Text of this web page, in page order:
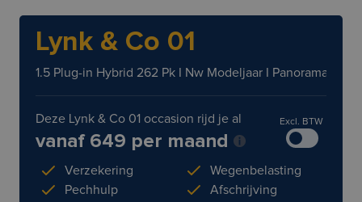
Lynk & Co 01
1.5 Plug-in Hybrid 262 Pk I Nw Modeljaar I Panoramadak
Deze Lynk & Co 01 occasion rijd je al
vanaf 649 per maand
Excl. BTW
Verzekering
Pechhulp
Wegenbelasting
Afschrijving